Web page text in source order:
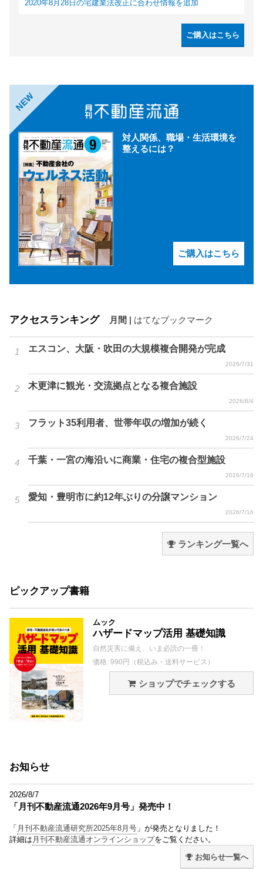
2020年8月28日の宅建業法改正に合わせ情報を追加
ご購入はこちら
NEW
対人関係、職場・生活環境を
整えるには？
ご購入はこちら
アクセスランキング 月間 はてなブックマーク
エスコン、大阪・吹田の大規模複合開発が完成
2026/7/31
木更津に観光・交流拠点となる複合施設
2026/8/4
フラット35利用者、世帯年収の増加が続く
2026/7/24
千葉・一宮の海沿いに商業・住宅の複合型施設
2026/7/16
愛知・豊明市に約12年ぶりの分譲マンション
2026/7/16
ランキング一覧へ
ピックアップ書籍
ムック
ハザードマップ活用 基礎知識
自然災害に備え、いま必読の一冊！
価格: 990円（税込み・送料サービス）
ショップでチェックする
お知らせ
2026/8/7
「月刊不動産流通2026年9月号」発売中！
「 月刊不動産流通研究所2025年8月号 」が発売となりました！
詳細は 月刊不動産流通オンラインショップをご覧ください。
お知らせ一覧へ